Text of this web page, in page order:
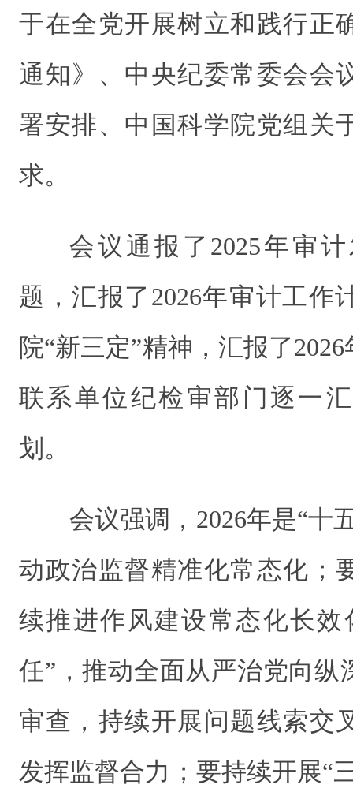
于在全党开展树立和践行正
通知》、中央纪委常委会会
署安排、中国科学院党组关
求。
会议通报了2025年审
题，汇报了2026年审计工作
院“新三定”精神，汇报了
联系单位纪检审部门逐一
划。
会议强调，2026年是“十
动政治监督精准化常态化；
续推进作风建设常态化长效
任”，推动全面从严治党向纵
审查，持续开展问题线索交
发挥监督合力；要持续开展“